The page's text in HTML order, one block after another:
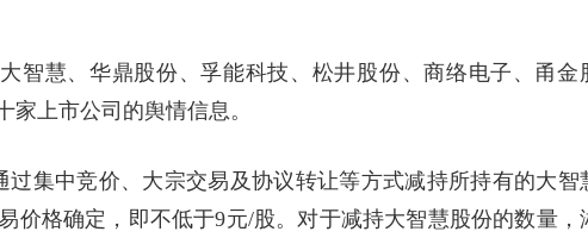
智慧、华鼎股份、孚能科技、松井股份、商络电子、甬金
上市公司的舆情信息。
过集中竞价、大宗交易及协议转让等方式减持所持有的大智
价格确定，即不低于9元/股。对于减持大智慧股份的数量，